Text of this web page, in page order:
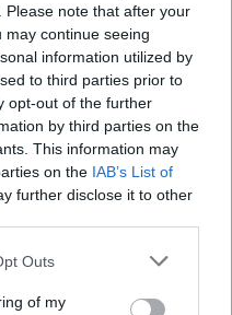
note that after your
continue seeing
information utilized by
to third parties prior to
opt-out of the further
by third parties on the
This information may
on the IAB’s List of
further disclose it to other
uses one or more Google
You may click to
Outs
of my